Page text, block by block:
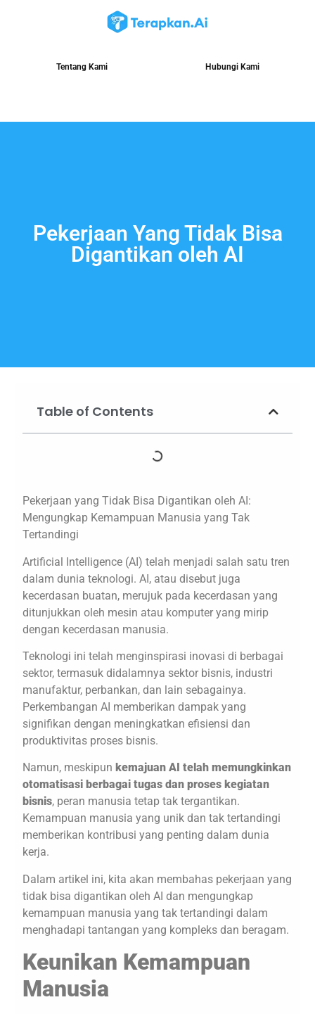
Tentang Kami Hubungi Kami
Pekerjaan Yang Tidak Bisa
Digantikan oleh AI
Table of Contents
Pekerjaan yang Tidak Bisa Digantikan oleh AI:
Mengungkap Kemampuan Manusia yang Tak
Tertandingi
Artificial Intelligence (AI) telah menjadi salah satu tren
dalam dunia teknologi. AI, atau disebut juga
kecerdasan buatan, merujuk pada kecerdasan yang
ditunjukkan oleh mesin atau komputer yang mirip
dengan kecerdasan manusia.
Teknologi ini telah menginspirasi inovasi di berbagai
sektor, termasuk didalamnya sektor bisnis, industri
manufaktur, perbankan, dan lain sebagainya.
Perkembangan AI memberikan dampak yang
signifikan dengan meningkatkan efisiensi dan
produktivitas proses bisnis.
Namun, meskipun kemajuan AI telah memungkinkan
otomatisasi berbagai tugas dan proses kegiatan
bisnis, peran manusia tetap tak tergantikan.
Kemampuan manusia yang unik dan tak tertandingi
memberikan kontribusi yang penting dalam dunia
kerja.
Dalam artikel ini, kita akan membahas pekerjaan yang
tidak bisa digantikan oleh AI dan mengungkap
kemampuan manusia yang tak tertandingi dalam
menghadapi tantangan yang kompleks dan beragam.
Keunikan Kemampuan
Manusia